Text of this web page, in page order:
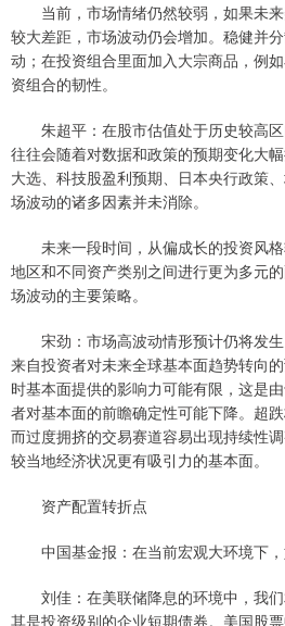
当前，市场情绪仍然较弱，如果未来
较大差距，市场波动仍会增加。稳健并
动；在投资组合里面加入大宗商品，例
资组合的韧性。
朱超平：在股市估值处于历史较高区
往往会随着对数据和政策的预期变化大
大选、科技股盈利预期、日本央行政策
场波动的诸多因素并未消除。
未来一段时间，从偏成长的投资风格
地区和不同资产类别之间进行更为多元
场波动的主要策略。
宋劲：市场高波动情形预计仍将发生
来自投资者对未来全球基本面趋势转向
时基本面提供的影响力可能有限，这是
者对基本面的前瞻确定性可能下降。超
而过度拥挤的交易赛道容易出现持续性
较当地经济状况更有吸引力的基本面。
资产配置转折点
中国基金报：在当前宏观大环境下，
刘佳：在美联储降息的环境中，我们
其是投资级别的企业短期债券。美国股